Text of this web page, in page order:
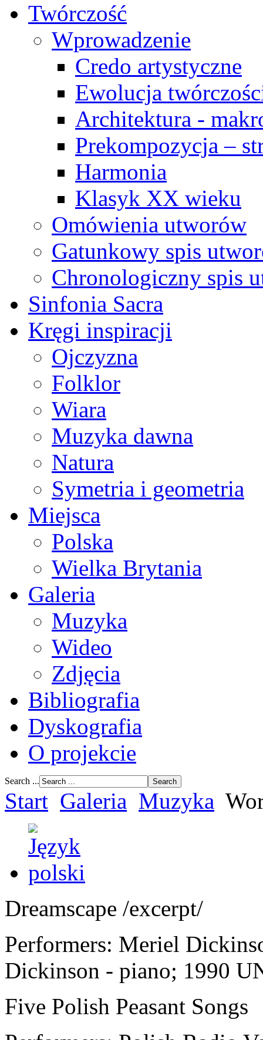
Twórczość
Wprowadzenie
Credo artystyczne
Ewolucja
Architektura -
Prekompozycja –
Harmonia
Klasyk XX wieku
Omówienia utworów
Gatunkowy spis
Chronologiczny spis
Sinfonia Sacra
Kręgi inspiracji
Ojczyzna
Folklor
Wiara
Muzyka dawna
Natura
Symetria i geometria
Miejsca
Polska
Wielka Brytania
Galeria
Muzyka
Wideo
Zdjęcia
Bibliografia
Dyskografia
O projekcie
Search ...
Start Galeria Muzyka
Dreamscape /excerpt/
Performers: Meriel
Dickinson - piano; 1990
Five Polish Peasant Songs